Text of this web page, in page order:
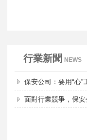
行業新聞 NEWS
保安公司：要用“心”